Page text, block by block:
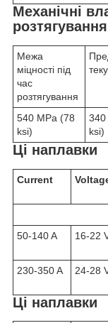
Механічні
розтягування
Межа
міцності під
час
розтягування
540 MPa (78
ksi)
340
ksi)
Ці наплавки
Current
50-140 A 16-22
230-350 A
24-28
Ці наплавки